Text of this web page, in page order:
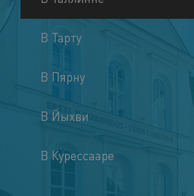
В Тарту
В Пярну
В Йыхви
В Курессааре